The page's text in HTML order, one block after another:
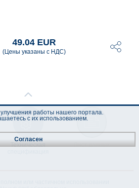
49.04 EUR
(Цены указаны с НДС)
Техническая
Лист данных
работы нашего портала.
с их использованием.
Согласен